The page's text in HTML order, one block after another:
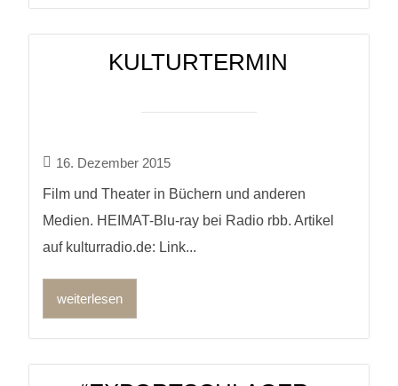
KULTURTERMIN
16. Dezember 2015
Film und Theater in Büchern und anderen
Medien. HEIMAT-Blu-ray bei Radio rbb. Artikel
auf kulturradio.de: Link...
weiterlesen